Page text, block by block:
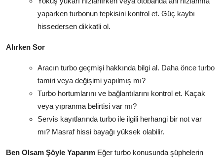
yaparken turbonun tepkisini kontrol et. Güç kaybı
hissedersen dikkatli ol.
Alırken Sor
Aracın turbo geçmişi hakkında bilgi al. Daha önce turbo
tamiri veya değişimi yapılmış mı?
Turbo hortumlarını ve bağlantılarını kontrol et. Kaçak
veya yıpranma belirtisi var mı?
Servis kayıtlarında turbo ile ilgili herhangi bir not var
mı? Masraf hissi bayağı yüksek olabilir.
Ben Olsam Şöyle Yaparım Eğer turbo konusunda şüphelerin